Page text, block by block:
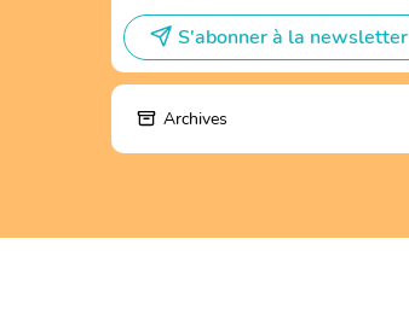
S'abonner à la newsletter
Archives